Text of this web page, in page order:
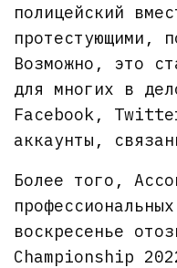
полицейский
протестующими,
Возможно, это
для многих в
Facebook,
аккаунты,
Более того,
воскресенье
Championship